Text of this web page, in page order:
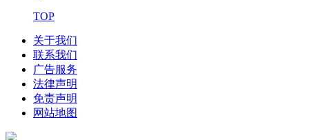
TOP
关于我们
联系我们
广告服务
法律声明
免责声明
网站地图